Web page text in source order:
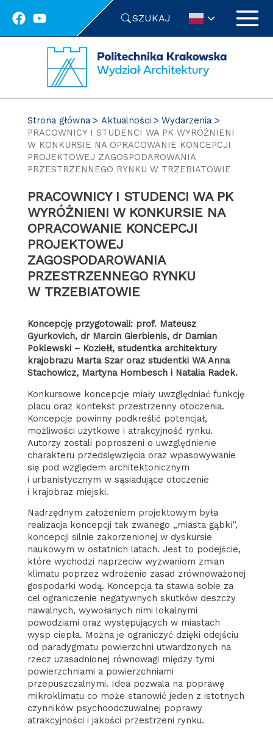
SZUKAJ
Strona główna Aktualności
Wydarzenia
PRACOWNICY I STUDENCI WA PK WYRÓŻNIENI
W KONKURSIE NA OPRACOWANIE KONCEPCJI
PROJEKTOWEJ ZAGOSPODAROWANIA
PRZESTRZENNEGO RYNKU W TRZEBIATOWIE
PRACOWNICY I STUDENCI WA PK
WYRÓŻNIENI W KONKURSIE NA
OPRACOWANIE KONCEPCJI
PROJEKTOWEJ
ZAGOSPODAROWANIA
PRZESTRZENNEGO RYNKU
W TRZEBIATOWIE
Koncepcję przygotowali: prof. Mateusz
Gyurkovich, dr Marcin Gierbienis, dr Damian
Poklewski – Koziełł, studentka architektury
krajobrazu Marta Szar oraz studentki WA Anna
Stachowicz, Martyna Hombesch i Natalia Radek.
Konkursowe koncepcje miały uwzględniać funkcję
placu oraz kontekst przestrzenny otoczenia.
Koncepcje powinny podkreślić potencjał,
możliwości użytkowe i atrakcyjność rynku.
Autorzy zostali poproszeni o uwzględnienie
charakteru przedsięwzięcia oraz wpasowywanie
się pod względem architektonicznym
i urbanistycznym w sąsiadujące otoczenie
i krajobraz miejski.
Nadrzędnym założeniem projektowym była
realizacja koncepcji tak zwanego „miasta gąbki”,
koncepcji silnie zakorzenionej w dyskursie
naukowym w ostatnich latach. Jest to podejście,
które wychodzi naprzeciw wyzwaniom zmian
klimatu poprzez wdrożenie zasad zrównoważonej
gospodarki wodą. Koncepcja ta stawia sobie za
cel ograniczenie negatywnych skutków deszczy
nawalnych, wywołanych nimi lokalnymi
powodziami oraz występujących w miastach
wysp ciepła. Można je ograniczyć dzięki odejściu
od paradygmatu powierzchni utwardzonych na
rzecz uzasadnionej równowagi między tymi
powierzchniami a powierzchniami
przepuszczalnymi. Idea pozwala na poprawę
mikroklimatu co może stanowić jeden z istotnych
czynników psychoodczuwalnej poprawy
atrakcyjności i jakości przestrzeni rynku.